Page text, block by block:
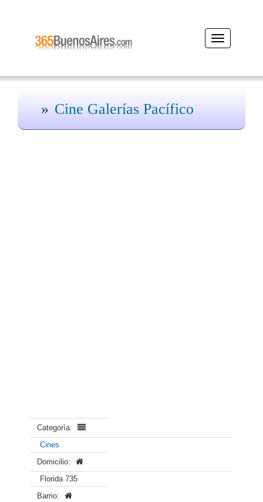
Desplegar
navegación
Cine Galerías Pacífico
Categoría:
Cines
Domicilio:
Florida 735
Barrio: